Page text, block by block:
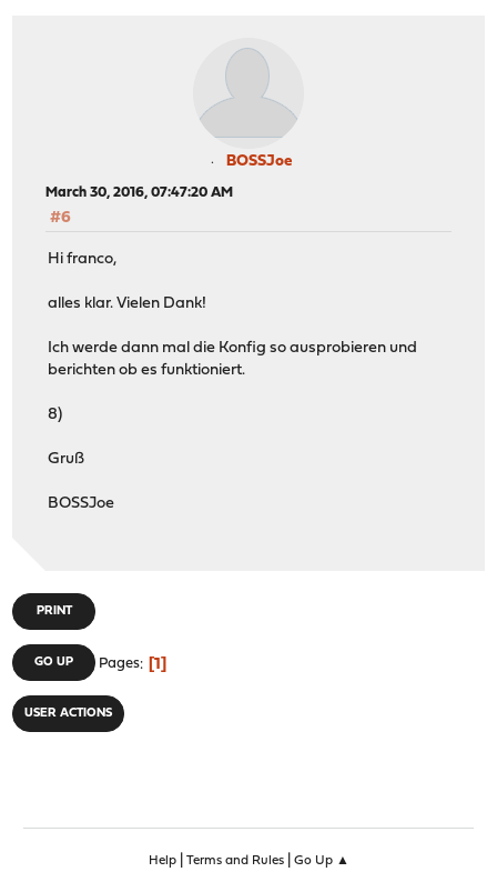
BOSSJoe
March 30, 2016, 07:47:20 AM
#6
Hi franco,
alles klar. Vielen Dank!
Ich werde dann mal die Konfig so ausprobieren und
berichten ob es funktioniert.
8)
Gruß
BOSSJoe
PRINT
GO UP Pages 1
USER ACTIONS
Help| Terms and Rules| Go Up ▲